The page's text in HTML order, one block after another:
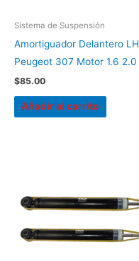
Sistema de Suspensión
Amortiguador Delantero LH
Peugeot 307 Motor 1.6 2.0
$85.00
Añadir al carrito